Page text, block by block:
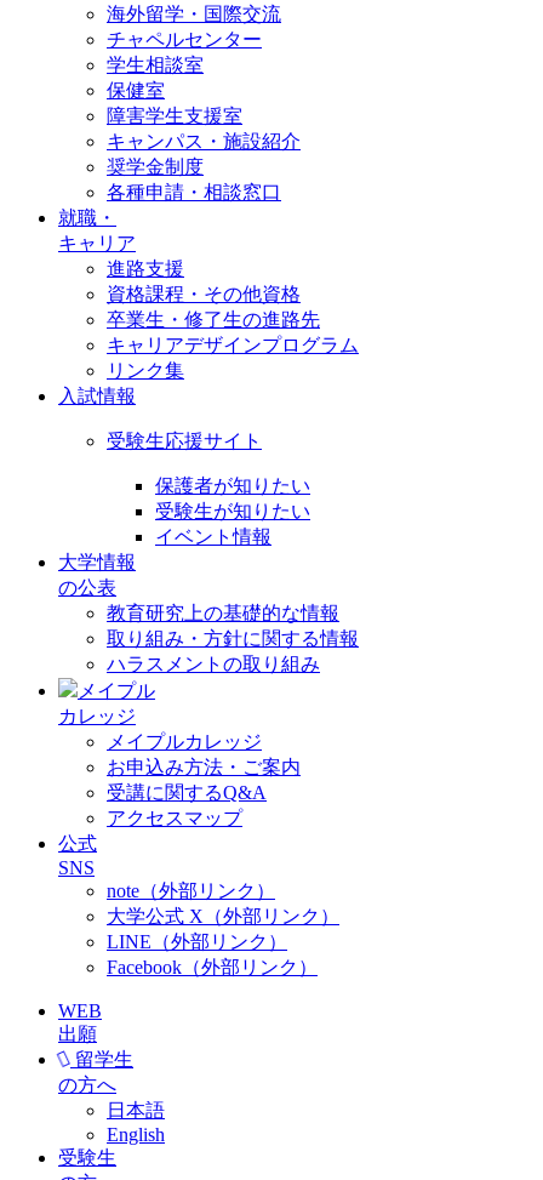
海外留学・国際交流
チャペルセンター
学生相談室
保健室
障害学生支援室
キャンパス・施設紹介
奨学金制度
各種申請・相談窓口
就職・
キャリア
進路支援
資格課程・その他資格
卒業生・修了生の進路先
キャリアデザインプログラム
リンク集
入試情報
受験生応援サイト
保護者が知りたい
受験生が知りたい
イベント情報
大学情報
の公表
教育研究上の基礎的な情報
取り組み・方針に関する情報
ハラスメントの取り組み
メイプル
カレッジ
メイプルカレッジ
お申込み方法・ご案内
受講に関するQ&A
アクセスマップ
公式
SNS
note（外部リンク）
大学公式 X（外部リンク）
LINE（外部リンク）
Facebook（外部リンク）
WEB
出願
留学生
の方へ
日本語
English
受験生